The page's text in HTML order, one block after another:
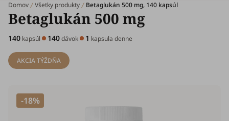
Domov Všetky produkty Betaglukán 500 mg, 140 kapsúl
Betaglukán 500 mg
140 kapsúl 140dávok 1 kapsula denne
AKCIA TÝŽDŇA
-18%